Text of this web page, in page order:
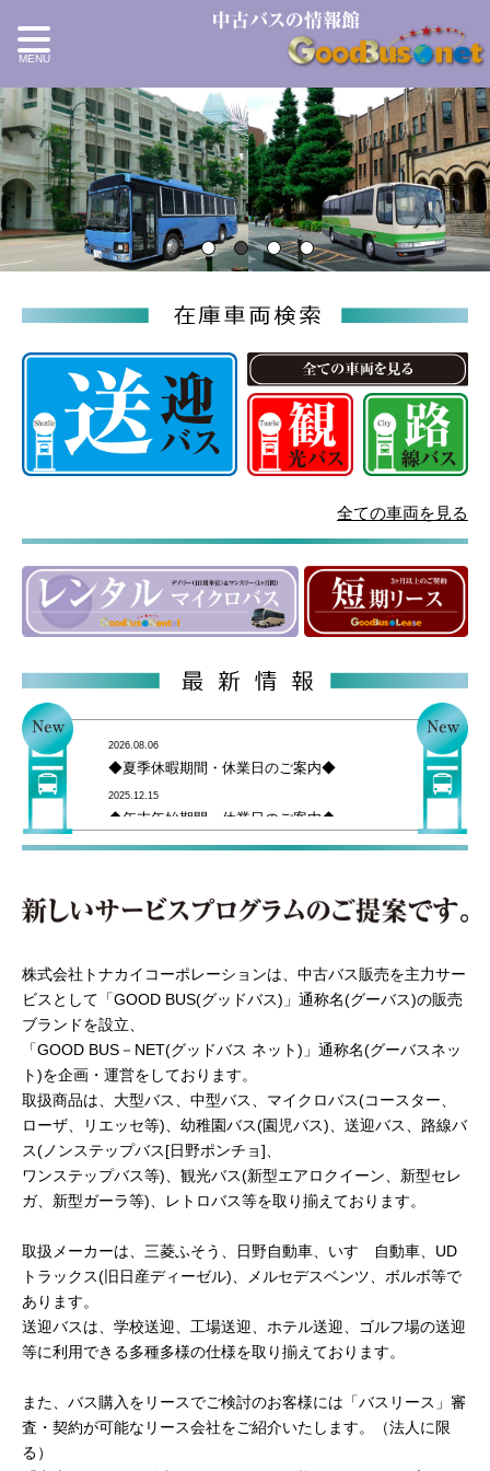
全ての車両を見る
2026.08.06
◆夏季休暇期間・休業日のご案内◆
2025.12.15
◆年末年始期間・休業日のご案内◆
2025.08.01
◆ゴールデンウイーク期間・休業日のご案
2024.12.11
◆年末年始期間・休業日のご案内◆
2024.08.20
◆本社・事務所移転のご案内◆
2024.07.15
◆夏季休暇期間・休業日のご案内◆
2024.05.08
◆ゴールデンウイーク期間・休業日のご案
内◆
◆年末年始期間・休業日のご案内◆
◆夏季休暇期間・休業日のご案内◆
株式会社トナカイコーポレーションは、中古バス販売を主力サー
ビスとして「GOOD BUS(グッドバス)」通称名(グーバス)の販売
ブランドを設立、
「GOOD BUS－NET(グッドバス ネット)」通称名(グーバスネッ
ト)を企画・運営をしております。
取扱商品は、大型バス、中型バス、マイクロバス(コースター、
ローザ、リエッセ等)、幼稚園バス(園児バス)、送迎バス、路線バ
ス(ノンステップバス[日野ポンチョ]、
ワンステップバス等)、観光バス(新型エアロクイーン、新型セレ
ガ、新型ガーラ等)、レトロバス等を取り揃えております。
取扱メーカーは、三菱ふそう、日野自動車、いすゞ自動車、UD
トラックス(旧日産ディーゼル)、メルセデスベンツ、ボルボ等で
あります。
送迎バスは、学校送迎、工場送迎、ホテル送迎、ゴルフ場の送迎
等に利用できる多種多様の仕様を取り揃えております。
また、バス購入をリースでご検討のお客様には「バスリース」審
査・契約が可能なリース会社をご紹介いたします。（法人に限
る）